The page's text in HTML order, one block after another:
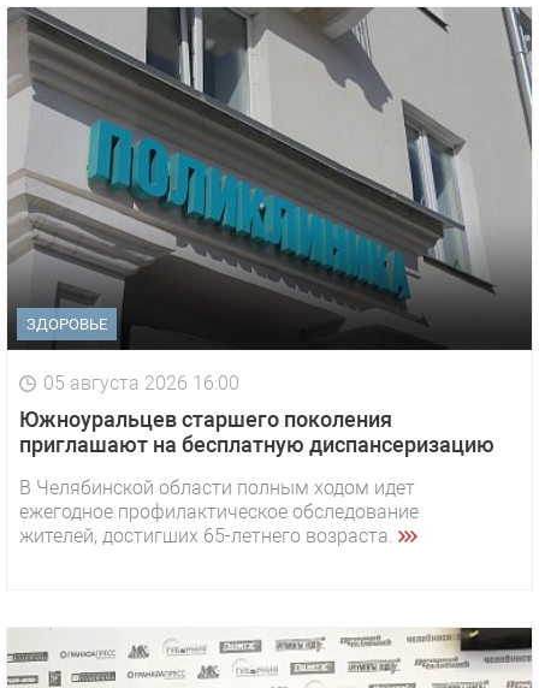
ЗДОРОВЬЕ
05 августа 2026 16:00
Южноуральцев старшего поколения
приглашают на бесплатную диспансеризацию
В Челябинской области полным ходом идет
ежегодное профилактическое обследование
жителей, достигших 65-летнего возраста.